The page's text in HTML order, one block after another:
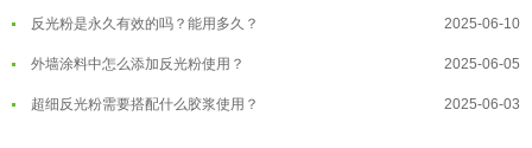
温变粉保质期有多久？开封后如何保... 2026-07-20
温变粉大批量保存指南｜做对这几步... 2026-07-17
温变粉"罢工"指南：为... 2026-07-10
反光粉是永久有效的吗？能用多久？ 2025-06-10
外墙涂料中怎么添加反光粉使用？ 2025-06-05
超细反光粉需要搭配什么胶浆使用？ 2025-06-03